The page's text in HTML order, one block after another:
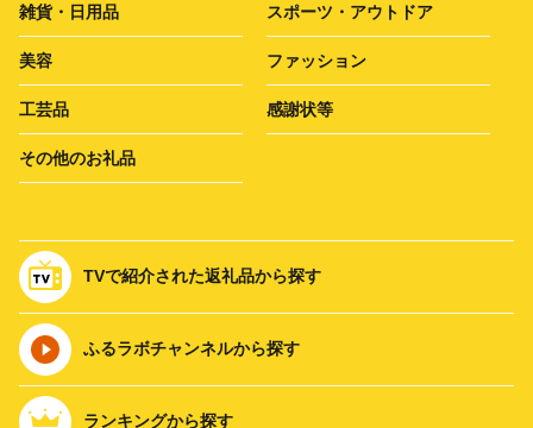
雑貨・日用品 スポーツ・アウトドア
美容 ファッション
工芸品 感謝状等
その他のお礼品
TVで紹介された返礼品から探す
ふるラボチャンネルから探す
ランキングから探す